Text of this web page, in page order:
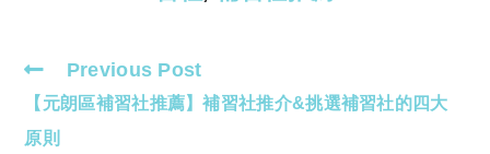
Read
more
articles
Previous Post
【元朗區補習社推薦】補習社推介&挑選補習社的四大
原則